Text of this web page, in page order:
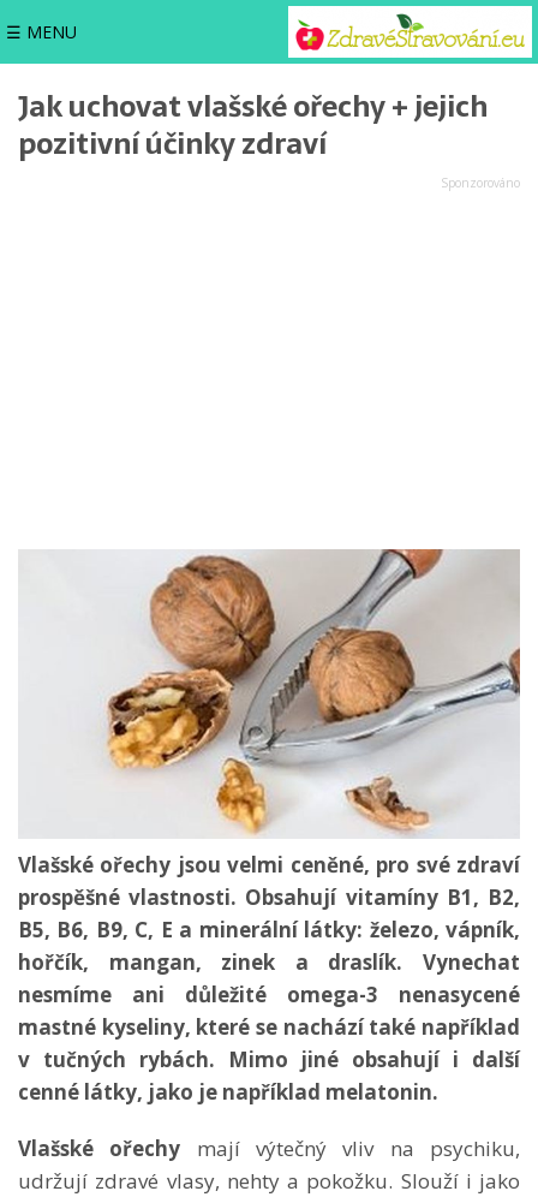
☰ MENU
Jak uchovat vlašské ořechy + jejich
pozitivní účinky zdraví
Vlašské ořechy jsou velmi ceněné, pro své zdraví
prospěšné vlastnosti. Obsahují vitamíny B1, B2,
B5, B6, B9, C, E a minerální látky: železo, vápník,
hořčík, mangan, zinek a draslík. Vynechat
nesmíme ani důležité omega-3 nenasycené
mastné kyseliny, které se nachází také například
v tučných rybách. Mimo jiné obsahují i další
cenné látky, jako je například melatonin.
Vlašské ořechy mají výtečný vliv na psychiku,
udržují zdravé vlasy, nehty a pokožku. Slouží i jako